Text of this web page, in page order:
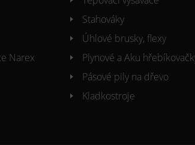
Narex
Stahováky
Úhlové brusky, flexy
Plynové a Aku
Pásové pily na dřevo
Kladkostroje